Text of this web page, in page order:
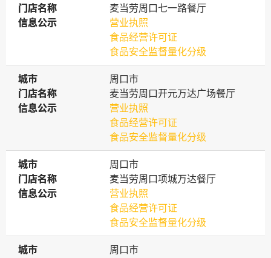
门店名称
门店名称
麦当劳周口七一路餐厅
信息公示
信息公示
营业执照
食品经营许可证
食品安全监督量化分级
城市
城市
周口市
门店名称
门店名称
麦当劳周口开元万达广场餐厅
信息公示
信息公示
营业执照
食品经营许可证
食品安全监督量化分级
城市
城市
周口市
门店名称
门店名称
麦当劳周口项城万达餐厅
信息公示
信息公示
营业执照
食品经营许可证
食品安全监督量化分级
城市
城市
周口市